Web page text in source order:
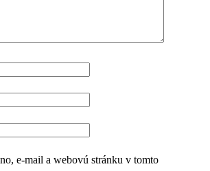
e-mail a webovú stránku v tomto